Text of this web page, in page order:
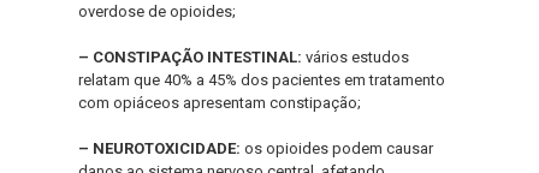
overdose de opioides;
– CONSTIPAÇÃO INTESTINAL: vários estudos
relatam que 40% a 45% dos pacientes em tratamento
com opiáceos apresentam constipação;
– NEUROTOXICIDADE: os opioides podem causar